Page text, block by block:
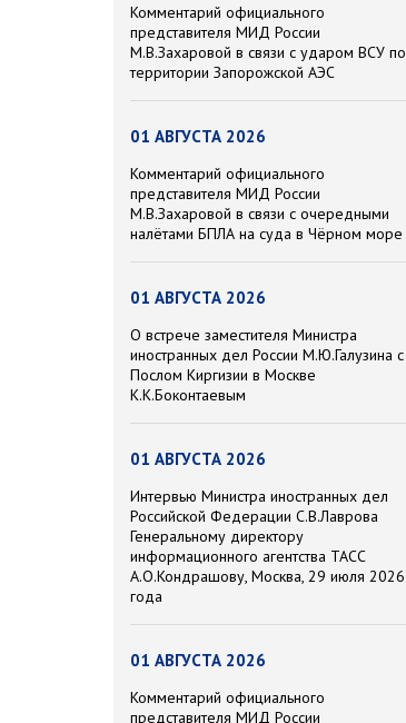
Комментарий официального
представителя МИД России
М.В.Захаровой в связи с ударом ВСУ по
территории Запорожской АЭС
01 АВГУСТА 2026
Комментарий официального
представителя МИД России
М.В.Захаровой в связи с очередными
налётами БПЛА на суда в Чёрном море
01 АВГУСТА 2026
О встрече заместителя Министра
иностранных дел России М.Ю.Галузина с
Послом Киргизии в Москве
К.К.Боконтаевым
01 АВГУСТА 2026
Интервью Министра иностранных дел
Российской Федерации С.В.Лаврова
Генеральному директору
информационного агентства ТАСС
А.О.Кондрашову, Москва, 29 июля 2026
года
01 АВГУСТА 2026
Комментарий официального
представителя МИД России